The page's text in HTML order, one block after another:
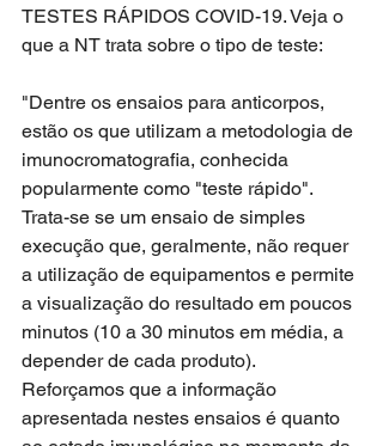
TESTES RÁPIDOS COVID-19. Veja o
que a NT trata sobre o tipo de teste:
"Dentre os ensaios para anticorpos,
estão os que utilizam a metodologia de
imunocromatografia, conhecida
popularmente como "teste rápido".
Trata-se se um ensaio de simples
execução que, geralmente, não requer
a utilização de equipamentos e permite
a visualização do resultado em poucos
minutos (10 a 30 minutos em média, a
depender de cada produto).
Reforçamos que a informação
apresentada nestes ensaios é quanto